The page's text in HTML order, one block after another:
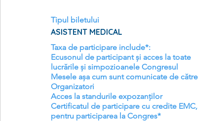
Tipul biletului
ASISTENT MEDICAL
Taxa de participare include*:
Ecusonul de participant și acces la toate
lucrările și simpozioanele Congresul
Mesele așa cum sunt comunicate de către
Organizatori
Acces la standurile expozanților
Certificatul de participare cu credite EMC,
pentru participarea la Congres*